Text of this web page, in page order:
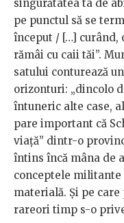
singurătatea ta de
pe punctul să se
început / […] curând,
rămâi cu caii tăi”.
satului conturează
orizonturi: „dincolo
întuneric alte case,
pare important că
viață” dintr-o
întins încă mâna de
conceptele militante
materială. Și pe
rareori timp s-o